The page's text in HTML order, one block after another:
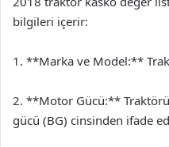
bilgileri içerir:
1. **Marka ve Model:**
2. **Motor Gücü:**
gücü (BG) cinsinden ifade